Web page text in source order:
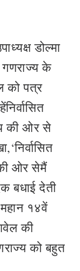
डोल्मा
के
को पत्र
की ओर से
ओर सेमैं
बधाई देती
१४वें
की
को बहुत